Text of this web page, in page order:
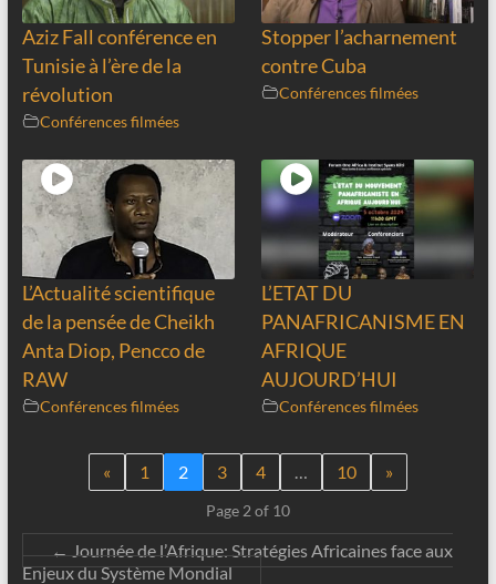
Aziz Fall conférence en
Tunisie à l’ère de la
révolution
Conférences filmées
Stopper l’acharnement
contre Cuba
Conférences filmées
L’Actualité scientifique
de la pensée de Cheikh
Anta Diop, Pencco de
RAW
Conférences filmées
L’ETAT DU
PANAFRICANISME EN
AFRIQUE
AUJOURD’HUI
Conférences filmées
« 1 2 3 4 10 »
Page 2 of 10
←Journée de l’Afrique: Stratégies Africaines face aux
Enjeux du Système Mondial